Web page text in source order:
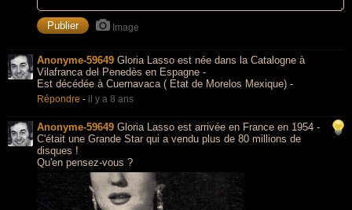
Image
Anonyme-59649 Gloria Lasso est née dans la Catalogne à
Vilafranca del Penedès en Espagne -
Est décédée à Cuernavaca ( Etat de Morelos Mexique) -
Répondre - il y a 8 ans
Anonyme-59649 Gloria Lasso est arrivée en France en 1954 -
C'était une Grande Star qui a vendu plus de 80 millions de
disques !
Qu'en pensez-vous ?